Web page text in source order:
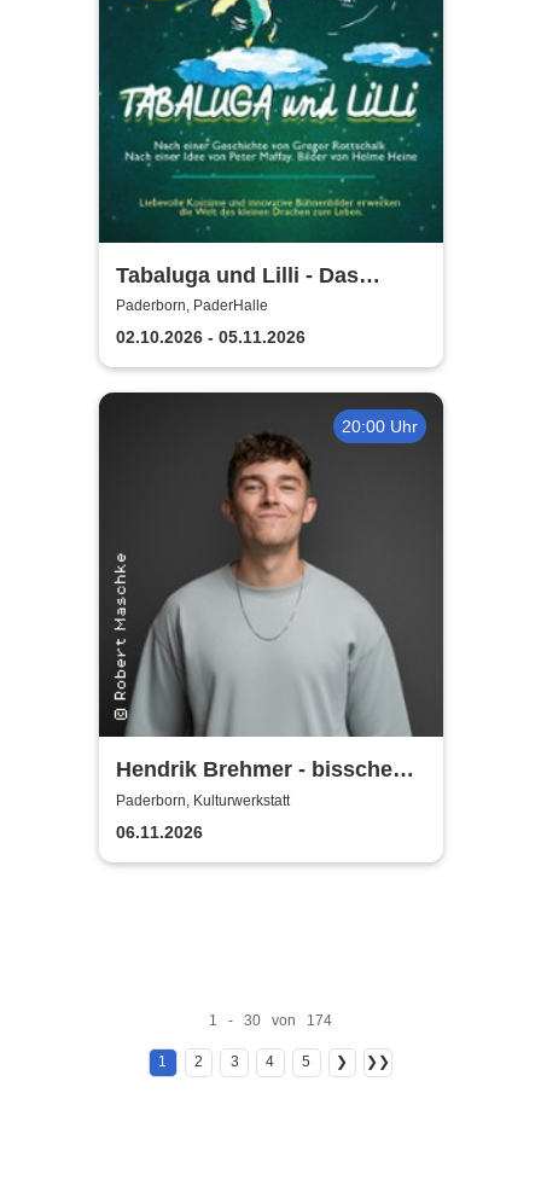
Tabaluga und Lilli - Das
drachenstarke Musical für die
ganze Familie
Paderborn, PaderHalle
02.10.2026 - 05.11.2026
20:00 Uhr
Hendrik Brehmer - bisschen
reingesteigert
Paderborn, Kulturwerkstatt
06.11.2026
1 - 30 von 174
1 2 3 4 5 ❯ ❯❯